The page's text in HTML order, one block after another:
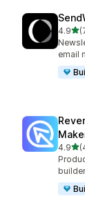
4.95
合計レ
email
4.95
合計